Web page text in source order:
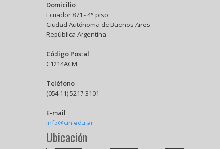
Domicilio
Ecuador 871 - 4° piso
Ciudad Autónoma de Buenos Aires
República Argentina
Código Postal
C1214ACM
Teléfono
(054 11) 5217-3101
E-mail
info@cin.edu.ar
Ubicación